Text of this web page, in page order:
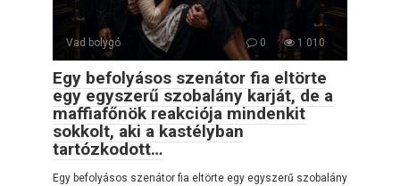
Vad bolygó 0 1 010
Egy befolyásos szenátor fia eltörte
egy egyszerű szobalány karját, de a
maffiafőnök reakciója mindenkit
sokkolt, aki a kastélyban
tartózkodott…
Egy befolyásos szenátor fia eltörte egy egyszerű szobalány